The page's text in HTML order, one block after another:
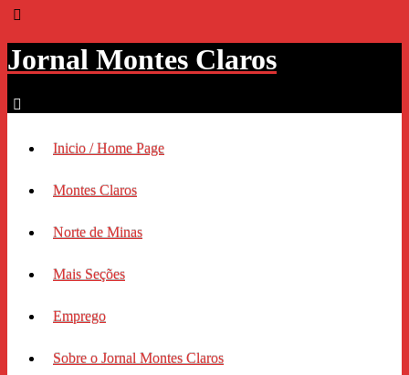
Jornal Montes Claros
Inicio / Home Page
Montes Claros
Norte de Minas
Mais Seções
Emprego
Sobre o Jornal Montes Claros